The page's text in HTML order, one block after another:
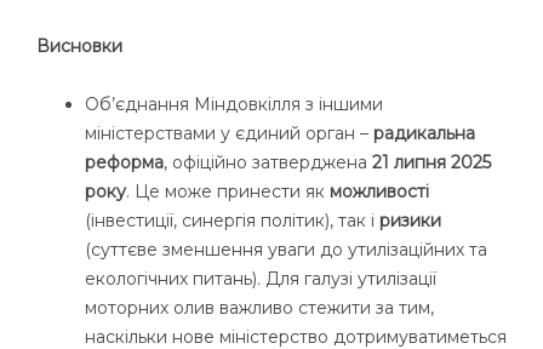
Висновки
Об’єднання Міндовкілля з іншими
міністерствами у єдиний орган – радикальна
реформа, офіційно затверджена 21 липня 2025
року. Це може принести як можливості
(інвестиції, синергія політик), так і ризики
(суттєве зменшення уваги до утилізаційних та
екологічних питань). Для галузі утилізації
моторних олив важливо стежити за тим,
наскільки нове міністерство дотримуватиметься